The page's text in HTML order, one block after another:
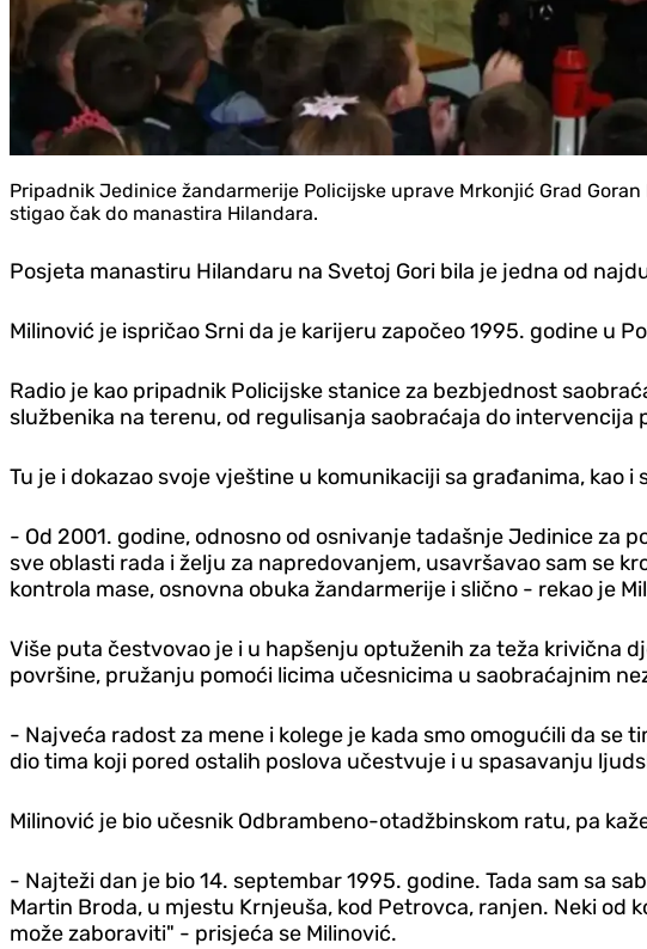
Pripadnik Jedinice žandarmerije Policijske uprave Mrkonjić Grad
stigao čak do manastira Hilandara.
Posjeta manastiru Hilandaru na Svetoj Gori bila je jedna od
Milinović je ispričao Srni da je karijeru započeo 1995. godine u
Radio je kao pripadnik Policijske stanice za bezbjednost
službenika na terenu, od regulisanja saobraćaja do intervencija
Tu je i dokazao svoje vještine u komunikaciji sa građanima, kao
- Od 2001. godine, odnosno od osnivanje tadašnje Jedinice za
sve oblasti rada i želju za napredovanjem, usavršavao sam se
kontrola mase, osnovna obuka žandarmerije i slično - rekao je
Više puta čestvovao je i u hapšenju optuženih za teža krivična
površine, pružanju pomoći licima učesnicima u saobraćajnim
- Najveća radost za mene i kolege je kada smo omogućili da
dio tima koji pored ostalih poslova učestvuje i u spasavanju
Milinović je bio učesnik Odbrambeno-otadžbinskom ratu, pa
- Najteži dan je bio 14. septembar 1995. godine. Tada sam sa
Martin Broda, u mjestu Krnjeuša, kod Petrovca, ranjen. Neki od
može zaboraviti" - prisjeća se Milinović.